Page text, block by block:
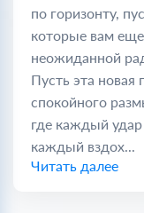
по горизонту,
которые вам
неожиданной
Пусть эта новая
спокойного
где каждый
каждый вздох...
Читать далее